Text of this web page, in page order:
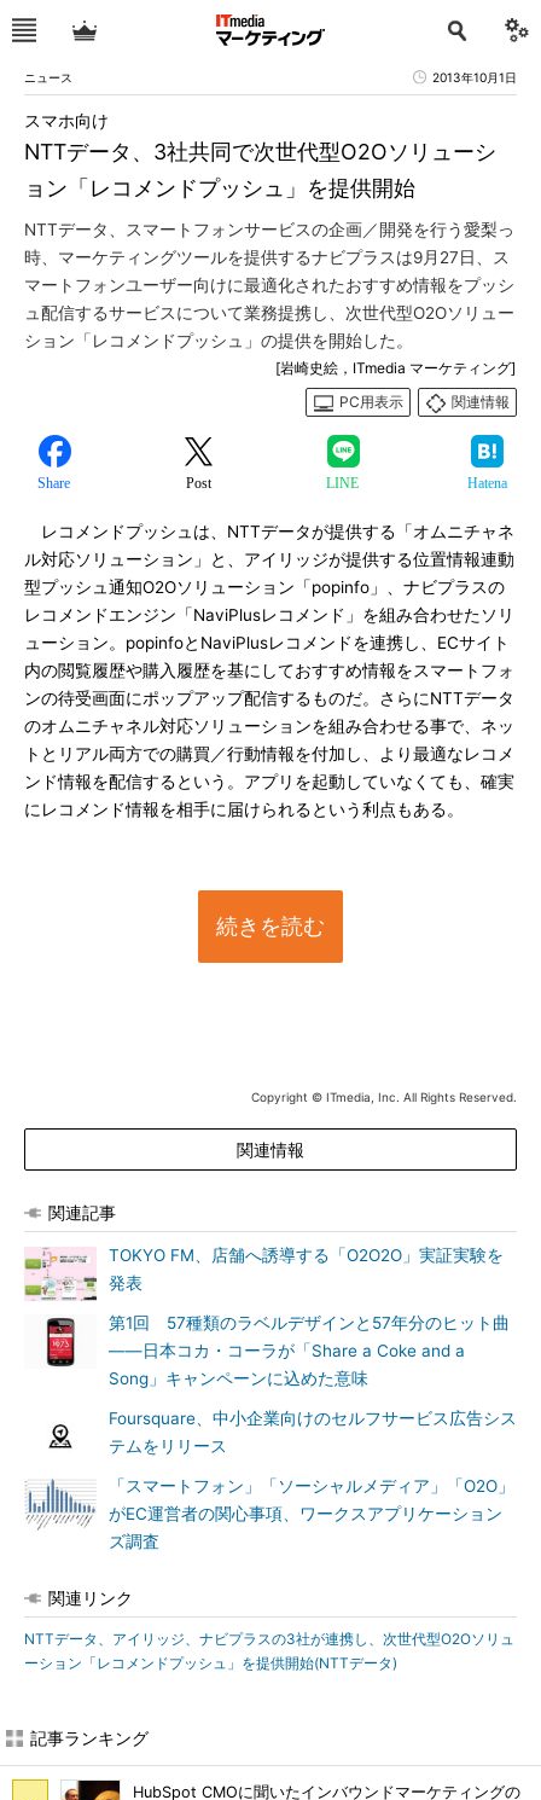
ニュース 2013年10月1日
NTTデータ、3社共同で次世代型O2Oソリューシ
ョン「レコメンドプッシュ」を提供開始
スマホ向け
NTTデータ、スマートフォンサービスの企画／開発を行う愛梨っ
時、マーケティングツールを提供するナビプラスは9月27日、ス
マートフォンユーザー向けに最適化されたおすすめ情報をプッシ
ュ配信するサービスについて業務提携し、次世代型O2Oソリュー
ション「レコメンドプッシュ」の提供を開始した。
[岩崎史絵，ITmedia マーケティング]
PC用表示
関連情報
Share Post LINE Hatena
レコメンドプッシュは、NTTデータが提供する「オムニチャネ
ル対応ソリューション」と、アイリッジが提供する位置情報連動
型プッシュ通知O2Oソリューション「popinfo」、ナビプラスの
レコメンドエンジン「NaviPlusレコメンド」を組み合わせたソリ
ューション。popinfoとNaviPlusレコメンドを連携し、ECサイト
内の閲覧履歴や購入履歴を基にしておすすめ情報をスマートフォ
ンの待受画面にポップアップ配信するものだ。さらにNTTデータ
のオムニチャネル対応ソリューションを組み合わせる事で、ネッ
トとリアル両方での購買／行動情報を付加し、より最適なレコメ
ンド情報を配信するという。アプリを起動していなくても、確実
にレコメンド情報を相手に届けられるという利点もある。
続きを読む
Copyright © ITmedia, Inc. All Rights Reserved.
関連情報
関連記事
TOKYO FM、店舗へ誘導する「O2O2O」実証実験を
発表
第1回 57種類のラベルデザインと57年分のヒット曲
――日本コカ・コーラが「Share a Coke and a
Song」キャンペーンに込めた意味
Foursquare、中小企業向けのセルフサービス広告シス
テムをリリース
「スマートフォン」「ソーシャルメディア」「O2O」
がEC運営者の関心事項、ワークスアプリケーション
ズ調査
関連リンク
NTTデータ、アイリッジ、ナビプラスの3社が連携し、次世代型O2Oソリュ
ーション「レコメンドプッシュ」を提供開始(NTTデータ)
記事ランキング
HubSpot CMOに聞いたインバウンドマーケティングの